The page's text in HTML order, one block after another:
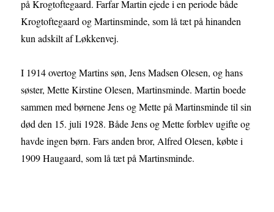
på Krogtoftegaard. Farfar Martin ejede i en periode både
Krogtoftegaard og Martinsminde, som lå tæt på hinanden
kun adskilt af Løkkenvej.
I 1914 overtog Martins søn, Jens Madsen Olesen, og hans
søster, Mette Kirstine Olesen, Martinsminde. Martin boede
sammen med børnene Jens og Mette på Martinsminde til sin
død den 15. juli 1928. Både Jens og Mette forblev ugifte og
havde ingen børn. Fars anden bror, Alfred Olesen, købte i
1909 Haugaard, som lå tæt på Martinsminde.